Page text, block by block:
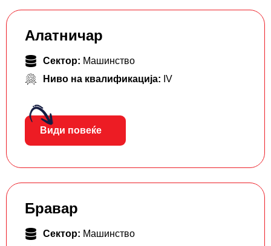
Алатничар
Сектор: Машинство
Ниво на квалификација: IV
Види повеќе
Бравар
Сектор: Машинство